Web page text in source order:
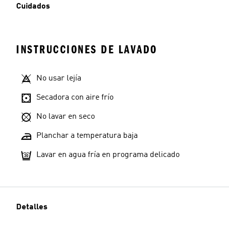
Cuidados
INSTRUCCIONES DE LAVADO
No usar lejía
Secadora con aire frío
No lavar en seco
Planchar a temperatura baja
Lavar en agua fría en programa delicado
Detalles